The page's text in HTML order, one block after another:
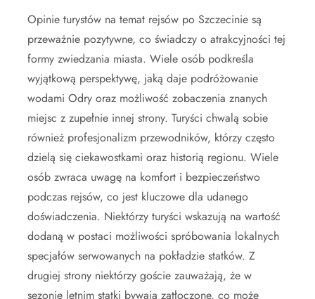
Opinie turystów na temat rejsów po Szczecinie są
przeważnie pozytywne, co świadczy o atrakcyjności tej
formy zwiedzania miasta. Wiele osób podkreśla
wyjątkową perspektywę, jaką daje podróżowanie
wodami Odry oraz możliwość zobaczenia znanych
miejsc z zupełnie innej strony. Turyści chwalą sobie
również profesjonalizm przewodników, którzy często
dzielą się ciekawostkami oraz historią regionu. Wiele
osób zwraca uwagę na komfort i bezpieczeństwo
podczas rejsów, co jest kluczowe dla udanego
doświadczenia. Niektórzy turyści wskazują na wartość
dodaną w postaci możliwości spróbowania lokalnych
specjałów serwowanych na pokładzie statków. Z
drugiej strony niektórzy goście zauważają, że w
sezonie letnim statki bywają zatłoczone, co może